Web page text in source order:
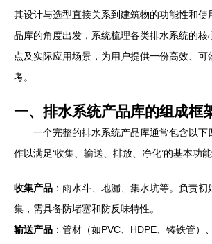
其设计与选型直接关系到建筑物的功能性和使
品库的角度出发，系统梳理各类排水系统的核
点及实际应用场景，为用户提供一份高效、可
考。
一、排水系统产品库的组成框
一个完整的排水系统产品库通常包含以下
作以满足‘收集、输送、排放、净化’的基本功能
收集产品 ：雨水斗、地漏、集水坑等。负责
集，需具备防堵塞和防反味特性。
输送产品 ：管材（如PVC、HDPE、铸铁管）